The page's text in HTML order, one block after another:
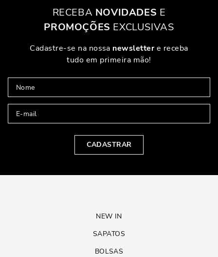
BOLSAS DE PRAIA: ESTILO NA AREIA
práticas, elas trazem um toque de charme ao visual praiano.
O QUE CONSIDERAR NA ESCOLHA
Ao escolher uma bolsa de praia, priorize modelos espaçosos que
estampas tropicais são sempre bem-vindas para compor o mood de
férias.
RECEBA NOVIDADES E
PROMOÇÕES EXCLUSIVAS
Cadastre-se na nossa newslettere receba
tudo em primeira mão!
CADASTRAR
NEW IN
SAPATOS
BOLSAS